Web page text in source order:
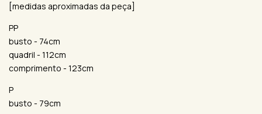
[medidas aproximadas da peça]
PP
busto - 74cm
quadril - 112cm
comprimento - 123cm
P
busto - 79cm